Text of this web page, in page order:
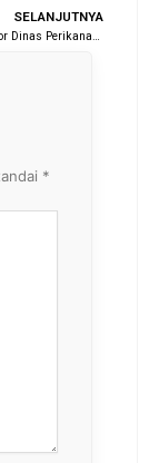
SELANJUTNYA
Penyegelan Kantor Dinas Perikanan Butur Dinilai Salah Sasaran, Bams Gotre: Sengketa Vendor Harusnya Ditujukan Kepada Pihak Kontraktor
*